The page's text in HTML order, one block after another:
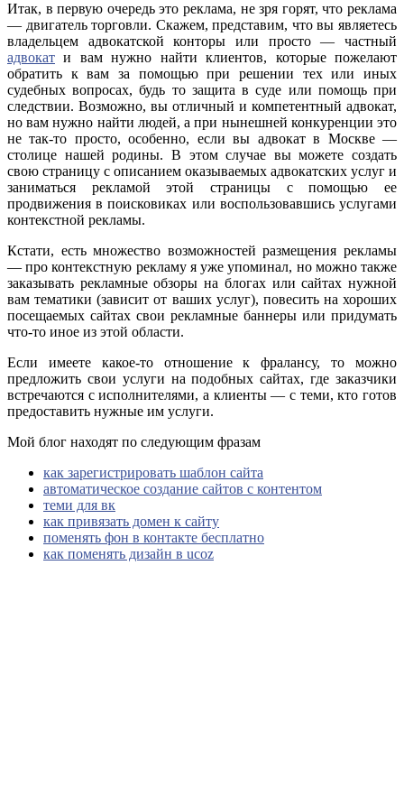
Итак, в первую очередь это реклама, не зря горят, что реклама
— двигатель торговли. Скажем, представим, что вы являетесь
владельцем адвокатской конторы или просто — частный
адвокат и вам нужно найти клиентов, которые пожелают
обратить к вам за помощью при решении тех или иных
судебных вопросах, будь то защита в суде или помощь при
следствии. Возможно, вы отличный и компетентный адвокат,
но вам нужно найти людей, а при нынешней конкуренции это
не так-то просто, особенно, если вы адвокат в Москве —
столице нашей родины. В этом случае вы можете создать
свою страницу с описанием оказываемых адвокатских услуг и
заниматься рекламой этой страницы с помощью ее
продвижения в поисковиках или воспользовавшись услугами
контекстной рекламы.
Кстати, есть множество возможностей размещения рекламы
— про контекстную рекламу я уже упоминал, но можно также
заказывать рекламные обзоры на блогах или сайтах нужной
вам тематики (зависит от ваших услуг), повесить на хороших
посещаемых сайтах свои рекламные баннеры или придумать
что-то иное из этой области.
Если имеете какое-то отношение к фралансу, то можно
предложить свои услуги на подобных сайтах, где заказчики
встречаются с исполнителями, а клиенты — с теми, кто готов
предоставить нужные им услуги.
Мой блог находят по следующим фразам
как зарегистрировать шаблон сайта
автоматическое создание сайтов с контентом
теми для вк
как привязать домен к сайту
поменять фон в контакте бесплатно
как поменять дизайн в ucoz